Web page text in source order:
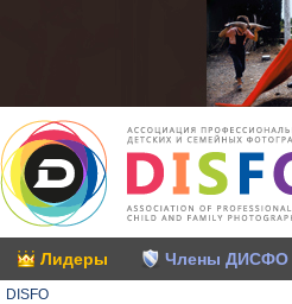
Лидеры Члены ДИСФО
DISFO